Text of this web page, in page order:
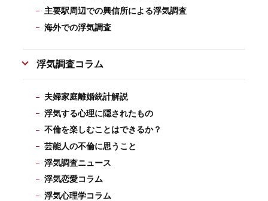
主要駅周辺での興信所による浮気調査
海外での浮気調査
浮気調査コラム
夫婦家庭離婚統計解説
浮気する心理に隠されたもの
不倫を楽しむことはできるか？
芸能人の不倫に思うこと
浮気調査ニュース
浮気恋愛コラム
浮気心理学コラム